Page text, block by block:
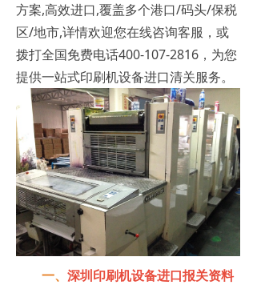
方案,高效进口,覆盖多个港口/码头/保税
区/地市,详情欢迎您在线咨询客服，或
拨打全国免费电话400-107-2816，为您
提供一站式印刷机设备进口清关服务。
一、 深圳印刷机设备进口报关资料